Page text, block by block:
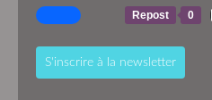
Repost 0
S'inscrire à la newsletter